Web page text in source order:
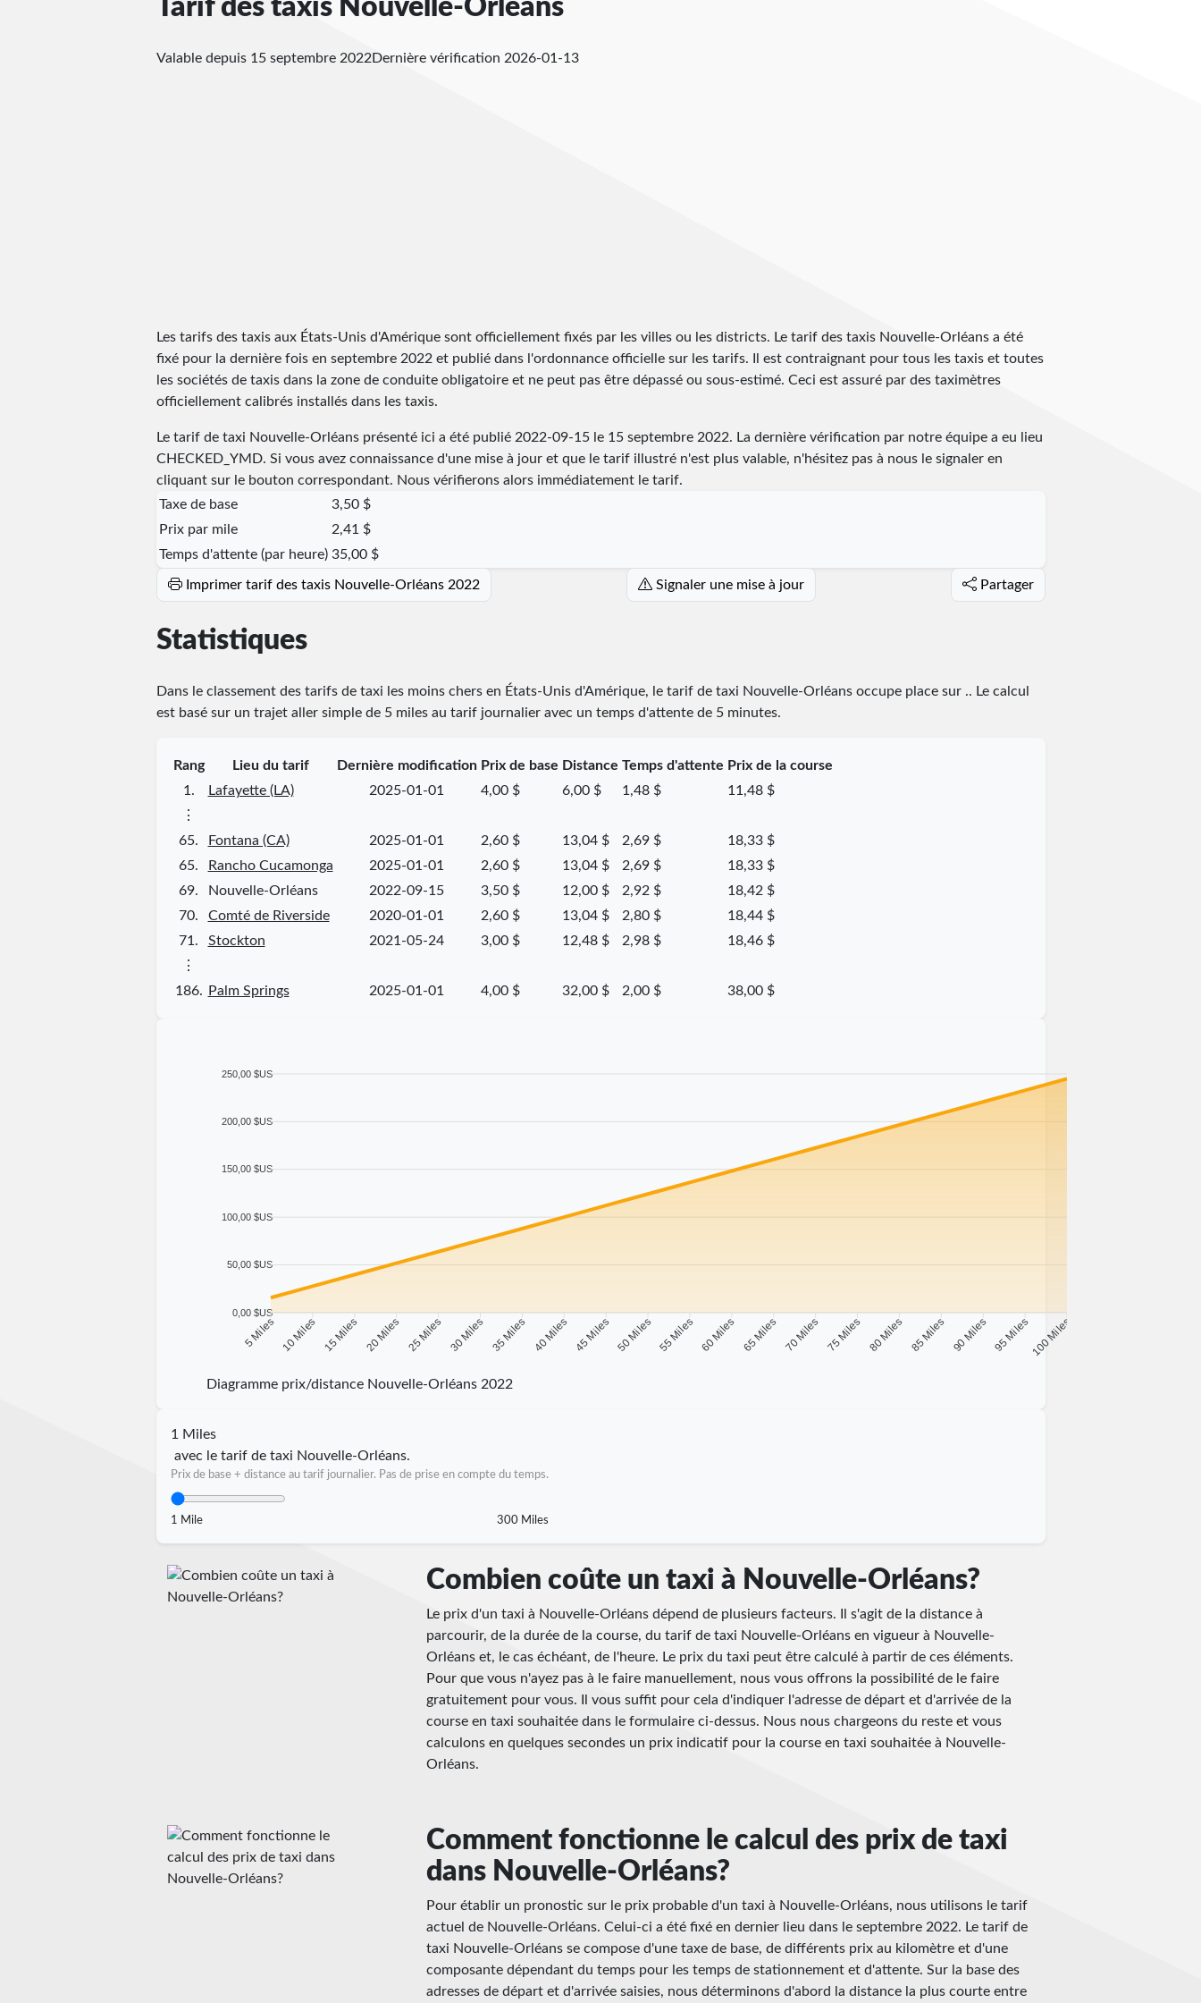
Tarif des taxis Nouvelle-Orléans
Valable depuis 15 septembre 2022 Dernière vérification 2026-01-13
Les tarifs des taxis aux États-Unis d'Amérique sont officiellement fixés par les villes ou les districts. Le tarif des taxis Nouvelle-Orléans a été
fixé pour la dernière fois en septembre 2022 et publié dans l'ordonnance officielle sur les tarifs. Il est contraignant pour tous les taxis et toutes
les sociétés de taxis dans la zone de conduite obligatoire et ne peut pas être dépassé ou sous-estimé. Ceci est assuré par des taximètres
officiellement calibrés installés dans les taxis.
Le tarif de taxi Nouvelle-Orléans présenté ici a été publié 2022-09-15le 15 septembre 2022. La dernière vérification par notre équipe a eu lieu
CHECKED_YMD. Si vous avez connaissance d'une mise à jour et que le tarif illustré n'est plus valable, n'hésitez pas à nous le signaler en
cliquant sur le bouton correspondant. Nous vérifierons alors immédiatement le tarif.
Taxe de base
3,50 $
Prix par mile
2,41 $
Temps d'attente (par heure) 35,00 $
Imprimer tarif des taxis Nouvelle-Orléans 2022 Signaler une mise à jour Partager
Statistiques
Dans le classement des tarifs de taxi les moins chers en États-Unis d'Amérique, le tarif de taxi Nouvelle-Orléans occupe place sur .. Le calcul
est basé sur un trajet aller simple de 5 miles au tarif journalier avec un temps d'attente de 5 minutes.
Rang Lieu du tarif Dernière modification Prix de base Distance Temps d'attente Prix de la course
1.
Lafayette (LA) 2025-01-01 4,00 $ 6,00 $ 1,48 $
11,48 $
⋮
65.
Fontana (CA) 2025-01-01 2,60 $ 13,04 $ 2,69 $
18,33 $
65.
Rancho Cucamonga 2025-01-01 2,60 $ 13,04 $ 2,69 $
18,33 $
69.
Nouvelle-Orléans 2022-09-15 3,50 $ 12,00 $ 2,92 $
18,42 $
70.
Comté de Riverside 2020-01-01 2,60 $ 13,04 $ 2,80 $
18,44 $
71.
Stockton 2021-05-24 3,00 $ 12,48 $ 2,98 $
18,46 $
⋮
186.
Palm Springs 2025-01-01 4,00 $ 32,00 $ 2,00 $ 38,00 $
250,00 $US
200,00 $US
150,00 $US
100,00 $US
50,00 $US
0,00 $US
5 Miles 10 Miles 15 Miles 20 Miles 25 Miles 30 Miles 35 Miles 40 Miles 45 Miles 50 Miles 55 Miles 60 Miles 65 Miles 70 Miles 75 Miles 80 Miles 85 Miles 90 Miles 95 Miles100 Miles
Diagramme prix/distance Nouvelle-Orléans 2022
1 Miles
avec le tarif de taxi Nouvelle-Orléans.
Prix de base + distance au tarif journalier. Pas de prise en compte du temps.
1 Mile 300 Miles
Combien coûte un taxi à Nouvelle-Orléans?
Le prix d'un taxi à Nouvelle-Orléans dépend de plusieurs facteurs. Il s'agit de la distance à
parcourir, de la durée de la course, du tarif de taxi Nouvelle-Orléans en vigueur à Nouvelle-
Orléans et, le cas échéant, de l'heure. Le prix du taxi peut être calculé à partir de ces éléments.
Pour que vous n'ayez pas à le faire manuellement, nous vous offrons la possibilité de le faire
gratuitement pour vous. Il vous suffit pour cela d'indiquer l'adresse de départ et d'arrivée de la
course en taxi souhaitée dans le formulaire ci-dessus. Nous nous chargeons du reste et vous
calculons en quelques secondes un prix indicatif pour la course en taxi souhaitée à Nouvelle-
Orléans.
Comment fonctionne le calcul des prix de taxi
dans Nouvelle-Orléans?
Pour établir un pronostic sur le prix probable d'un taxi à Nouvelle-Orléans, nous utilisons le tarif
actuel de Nouvelle-Orléans. Celui-ci a été fixé en dernier lieu dans le septembre 2022. Le tarif de
taxi Nouvelle-Orléans se compose d'une taxe de base, de différents prix au kilomètre et d'une
composante dépendant du temps pour les temps de stationnement et d'attente. Sur la base des
adresses de départ et d'arrivée saisies, nous déterminons d'abord la distance la plus courte entre